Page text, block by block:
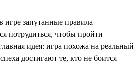
игре запутанные правила
потрудиться, чтобы пройти
идея: игра похожа на реальный
достигают те, кто не боится